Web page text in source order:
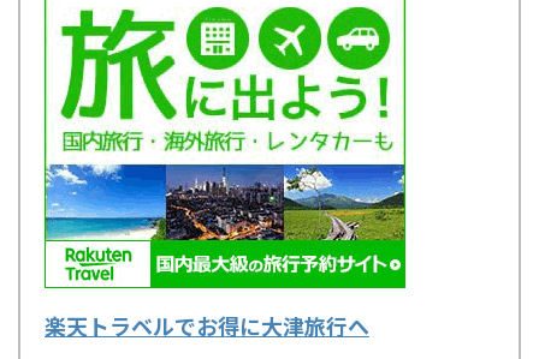
楽天トラベルでお得に大津旅行へ